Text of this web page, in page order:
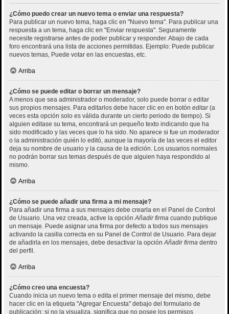
¿Cómo puedo crear un nuevo tema o enviar una respuesta?
Para publicar un nuevo tema, haga clic en "Nuevo tema". Para publicar una
respuesta a un tema, haga clic en "Enviar respuesta". Seguramente
necesite registrarse antes de poder publicar y responder. Abajo de cada
foro encontrará una lista de acciones permitidas. Ejemplo: Puede publicar
nuevos temas, Puede votar en las encuestas, etc.
Arriba
¿Cómo se puede editar o borrar un mensaje?
A menos que sea administrador o moderador, solo puede borrar o editar
sus propios mensajes. Para editarlos debe hacer clic en en botón editar(a
veces esta opción solo es válida durante un cierto periodo de tiempo). Si
alguien editase su tema, encontrará un pequeño texto indicando que ha
sido modificado y las veces que lo ha sido. No aparece si fue un moderador
o la administración quién lo editó, aunque la mayoría de las veces el editor
deja su nombre de usuario y la causa de la edición. Los usuarios normales
no podrán borrar sus temas después de que alguien haya respondido al
mismo.
Arriba
¿Cómo se puede añadir una firma a mi mensaje?
Para añadir una firma a sus mensajes debe crearla en el Panel de Control
de Usuario. Una vez creada, active la opciónAñadir firma cuando publique
un mensaje. Puede asignar una firma por defecto a todos sus mensajes
activando la casilla correcta en su Panel de Control de Usuario. Para dejar
de añadirla en los mensajes, debe desactivar la opciónAñadir firma dentro
del perfil.
Arriba
¿Cómo creo una encuesta?
Cuando inicia un nuevo tema o edita el primer mensaje del mismo, debe
hacer clic en la etiqueta "Agregar Encuesta" debajo del formulario de
publicación; si no la visualiza, significa que no posee los permisos